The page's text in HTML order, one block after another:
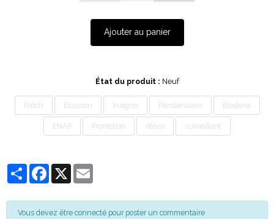
Ajouter au panier
État du produit : Neuf
Patch Ecusson Insigne Pénitentiaire Broderie
ENAP Promotion élève surveillant
PartagerFacebook
X
Vous devez être connecté pour poster un commentaire